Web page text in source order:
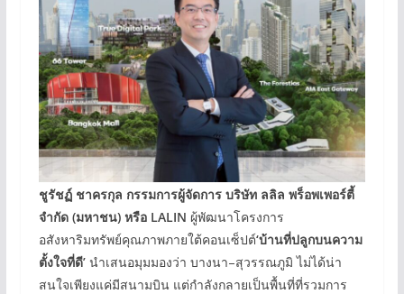
ชูรัชฏ์ ชาครกุล กรรมการผู้จัดการ บริษัท ลลิล พร็อพเพอร์ตี้
จำกัด (มหาชน) หรือ LALIN ผู้พัฒนาโครงการ
อสังหาริมทรัพย์คุณภาพภายใต้คอนเซ็ปต์‘บ้านที่ปลูกบนความ
ตั้งใจที่ดี’นำเสนอมุมมองว่า บางนา–สุวรรณภูมิ ไม่ได้น่า
สนใจเพียงแค่มีสนามบิน แต่กำลังกลายเป็นพื้นที่ที่รวมการ